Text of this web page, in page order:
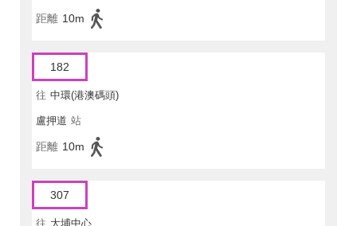
距離 10m
182
往 中環(港澳碼頭)
盧押道 站
距離 10m
307
往 大埔中心